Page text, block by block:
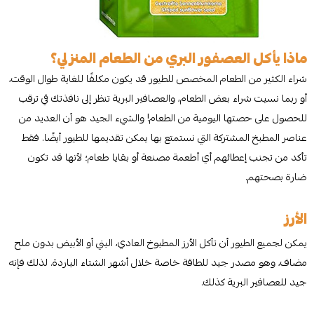
ماذا يأكل العصفور البري من الطعام المنزلي؟
شراء الكثير من الطعام المخصص للطيور قد يكون مكلفًا للغاية طوال الوقت،
أو ربما نسيت شراء بعض الطعام، والعصافير البرية تنظر إلى نافذتك في ترقب
للحصول على حصتها اليومية من الطعام! والشيء الجيد هو أن العديد من
عناصر المطبخ المشتركة التي نستمتع بها يمكن تقديمها للطيور أيضًا. فقط
تأكد من تجنب إعطائهم أي أطعمة مصنعة أو بقايا طعام؛ لأنها قد تكون
ضارة بصحتهم.
الأرز
يمكن لجميع الطيور أن تأكل الأرز المطبوخ العادي، البني أو الأبيض بدون ملح
مضاف، وهو مصدر جيد للطاقة خاصة خلال أشهر الشتاء الباردة. لذلك فإنه
جيد للعصافير البرية كذلك.